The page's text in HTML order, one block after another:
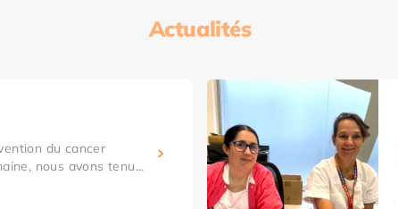
Actualités
du cancer
nous avons tenu...